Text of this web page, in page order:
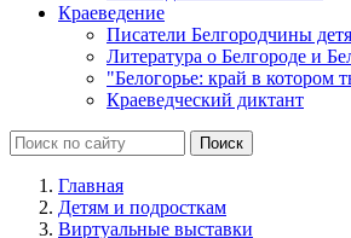
Краеведение
Писатели Белгородчины
Литература о Белгороде и
"Белогорье: край в
Краеведческий диктант
Главная
Детям и подросткам
Виртуальные выставки